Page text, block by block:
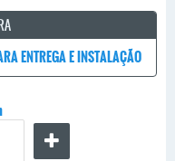
ENTREGA E INSTALAÇÃO